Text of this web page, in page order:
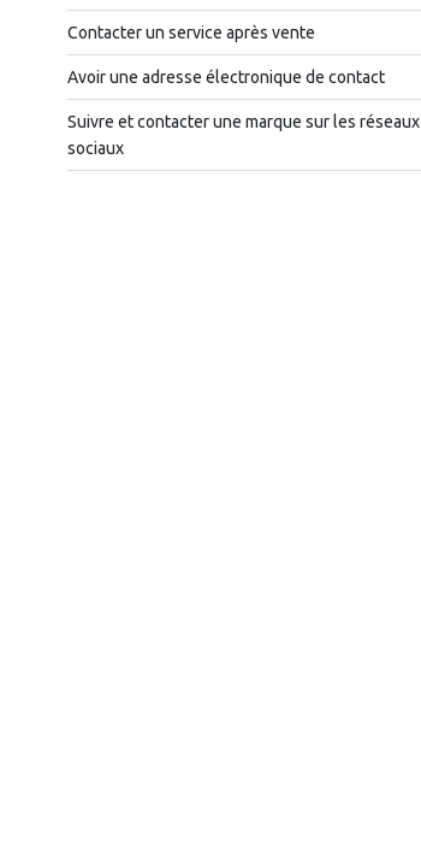
Contacter un service après vente
Avoir une adresse électronique de contact
Suivre et contacter une marque sur les réseaux
sociaux